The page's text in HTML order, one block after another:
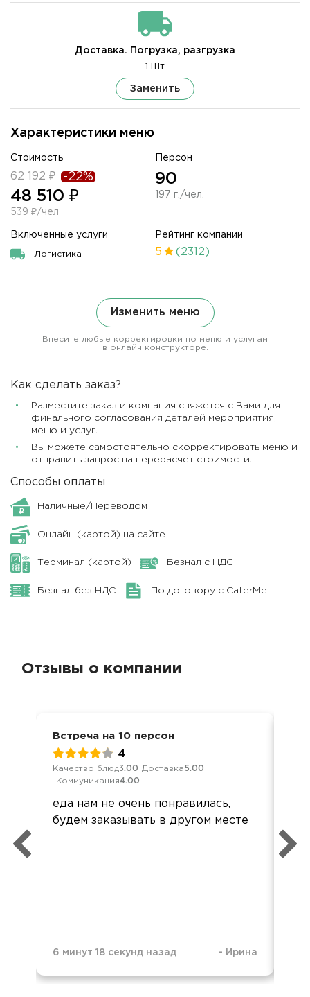
Характеристики меню
Стоимость
62 192 ₽ -22%
48 510 ₽
539 ₽/чел
Персон
90
197 г./чел.
Включенные услуги
Логистика
Рейтинг компании
5 (2312)
Изменить меню
Внесите любые корректировки по меню и услугам
в онлайн конструкторе.
Доставка. Погрузка, разгрузка
1 Шт
Заменить
Как сделать заказ?
Разместите заказ и компания свяжется с Вами для
финального согласования деталей мероприятия,
меню и услуг.
Вы можете самостоятельно скорректировать меню и
отправить запрос на перерасчет стоимости.
Способы оплаты
Наличные/Переводом
Онлайн (картой) на сайте
Терминал (картой) Безнал с НДС
Безнал без НДС По договору с CaterMe
Отзывы о компании
Встреча на 10 персон
4
Качество блюд3.00 Доставка5.00
Коммуникация4.00
еда нам не очень понравилась,
будем заказывать в другом месте
6 минут 18 секунд назад - Ирина